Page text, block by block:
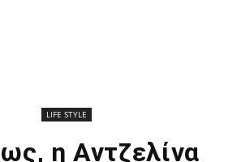
LIFE STYLE
η Αντζελίνα